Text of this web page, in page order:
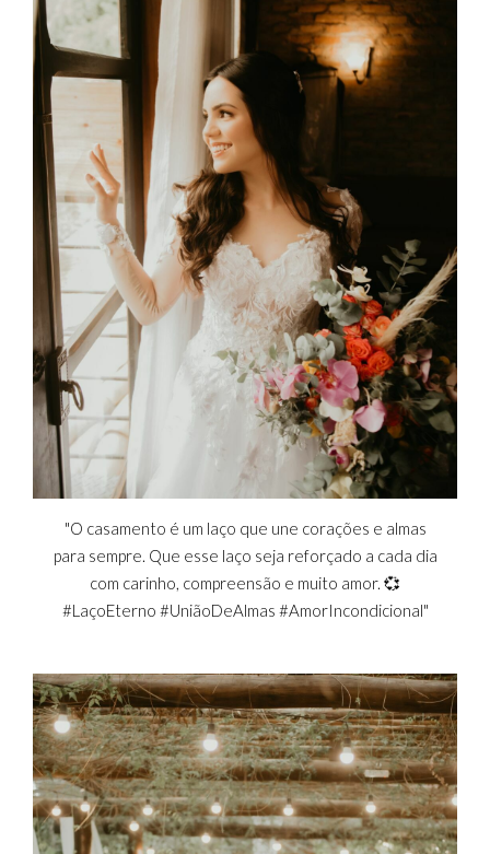
"O casamento é um laço que une corações e almas
para sempre. Que esse laço seja reforçado a cada dia
com carinho, compreensão e muito amor. 💞
#LaçoEterno #UniãoDeAlmas #AmorIncondicional"